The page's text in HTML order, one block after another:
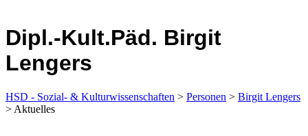
Dipl.-Kult.Päd. Birgit
Lengers
HSD - Sozial- & Kulturwissenschaften > Personen > Birgit Lengers
> Aktuelles